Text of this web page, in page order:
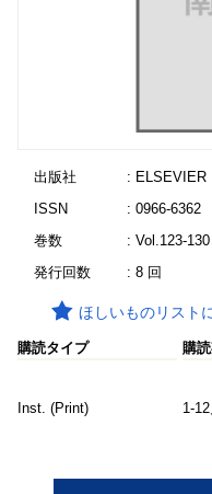
出版社
: ELSEVIER
ISSN
: 0966-6362
巻数
: Vol.123-130
発行回数
: 8 回
ほしいものリスト
購読タイプ 購
Inst. (Print) 1-12